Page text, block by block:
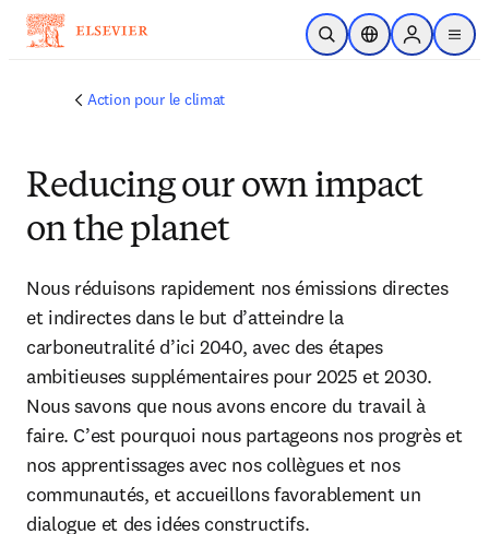
Passer au contenu principal
Ouvrir la recherche
Sélecteur de
Sign in to
menu
Action pour le climat
Reducing our own impact
on the planet
Nous réduisons rapidement nos émissions directes
et indirectes dans le but d’atteindre la
carboneutralité d’ici 2040, avec des étapes
ambitieuses supplémentaires pour 2025 et 2030.
Nous savons que nous avons encore du travail à
faire. C’est pourquoi nous partageons nos progrès et
nos apprentissages avec nos collègues et nos
communautés, et accueillons favorablement un
dialogue et des idées constructifs.